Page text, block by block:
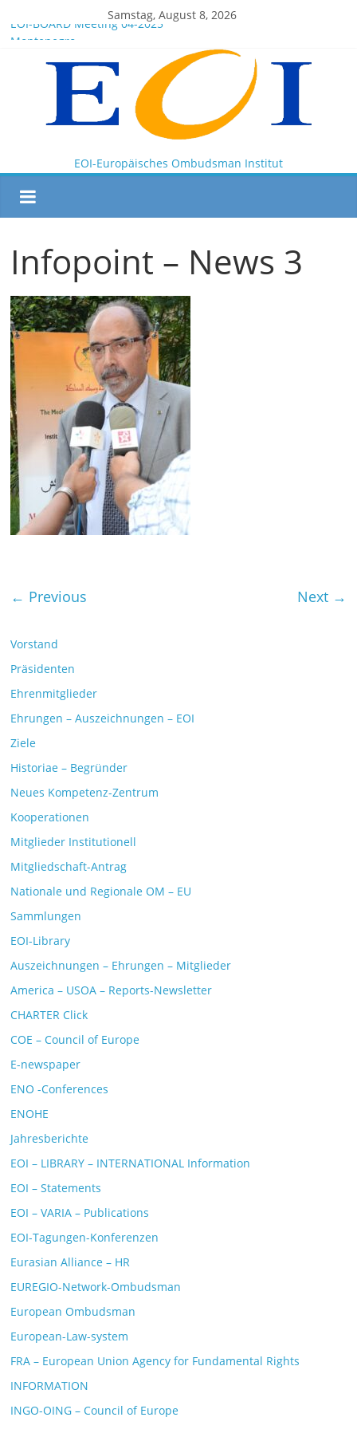
Samstag, August 8, 2026
EOI-BOARD Meeting 04-2025
Montenegro
News for members of the EOI
EOI – General ASSEMBLY 2025 10 28
President Milkov participated in the Doha Conference on
Artificial Intelligence and Human Rights
EOI-Europäisches Ombudsman Institut
Infopoint – News 3
← Previous Next →
Vorstand
Präsidenten
Ehrenmitglieder
Ehrungen – Auszeichnungen – EOI
Ziele
Historiae – Begründer
Neues Kompetenz-Zentrum
Kooperationen
Mitglieder Institutionell
Mitgliedschaft-Antrag
Nationale und Regionale OM – EU
Sammlungen
EOI-Library
Auszeichnungen – Ehrungen – Mitglieder
America – USOA – Reports-Newsletter
CHARTER Click
COE – Council of Europe
E-newspaper
ENO -Conferences
ENOHE
Jahresberichte
EOI – LIBRARY – INTERNATIONAL Information
EOI – Statements
EOI – VARIA – Publications
EOI-Tagungen-Konferenzen
Eurasian Alliance – HR
EUREGIO-Network-Ombudsman
European Ombudsman
European-Law-system
FRA – European Union Agency for Fundamental Rights
INFORMATION
INGO-OING – Council of Europe